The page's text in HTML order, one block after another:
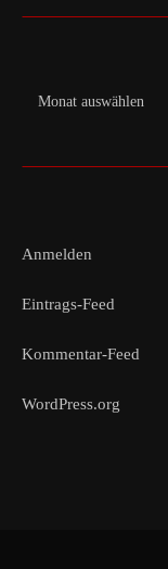
Archiv
Anmelden
Eintrags-Feed
Kommentar-Feed
WordPress.org